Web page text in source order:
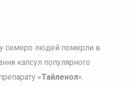
семеро людей померли в
капсул популярного
«Тайленол».